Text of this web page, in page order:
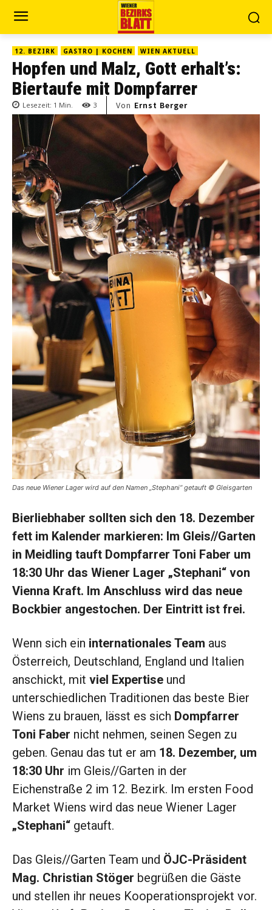
12. BEZIRK GASTRO | KOCHEN WIEN AKTUELL
Hopfen und Malz, Gott erhalt’s:
Biertaufe mit Dompfarrer
Lesezeit: 1 Min. 3 Von Ernst Berger
Das neue Wiener Lager wird auf den Namen „Stephani“ getauft © Gleisgarten
Bierliebhaber sollten sich den 18. Dezember
fett im Kalender markieren: Im Gleis//Garten
in Meidling tauft Dompfarrer Toni Faber um
18:30 Uhr das Wiener Lager „Stephani“ von
Vienna Kraft. Im Anschluss wird das neue
Bockbier angestochen. Der Eintritt ist frei.
Wenn sich ein internationales Team aus
Österreich, Deutschland, England und Italien
anschickt, mit viel Expertise und
unterschiedlichen Traditionen das beste Bier
Wiens zu brauen, lässt es sich Dompfarrer
Toni Faber nicht nehmen, seinen Segen zu
geben. Genau das tut er am 18. Dezember, um
18:30 Uhr im Gleis//Garten in der
Eichenstraße 2 im 12. Bezirk. Im ersten Food
Market Wiens wird das neue Wiener Lager
„Stephani“ getauft.
Das Gleis//Garten Team und ÖJC-Präsident
Mag. Christian Stöger begrüßen die Gäste
und stellen ihr neues Kooperationsprojekt vor.